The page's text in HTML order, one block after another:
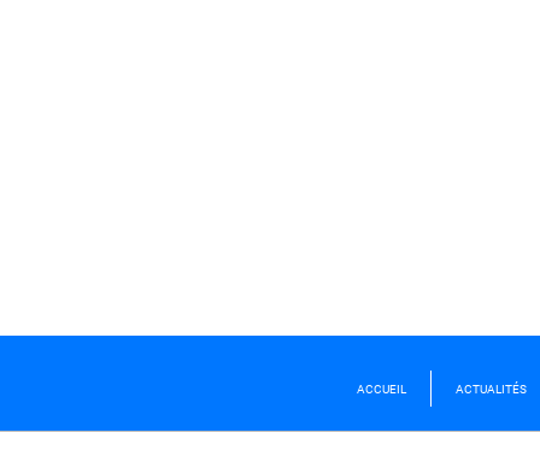
ACCUEIL ACTUALITÉS